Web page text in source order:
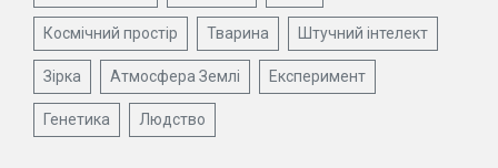
Космічний простір Тварина Штучний інтелект
Зірка Атмосфера Землі Експеримент
Генетика Людство